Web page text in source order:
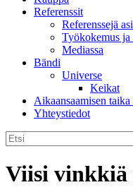
Referenssit
Referenssejä
Työkokemus
Mediassa
Bändi
Universe
Keikat
Aikaansaamisen
Yhteystiedot
Viisi vinkkiä